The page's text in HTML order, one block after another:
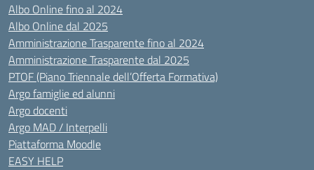
Albo Online fino al 2024
Albo Online dal 2025
Amministrazione Trasparente fino al 2024
Amministrazione Trasparente dal 2025
PTOF (Piano Triennale dell’Offerta Formativa)
Argo famiglie ed alunni
Argo docenti
Argo MAD / Interpelli
Piattaforma Moodle
EASY HELP